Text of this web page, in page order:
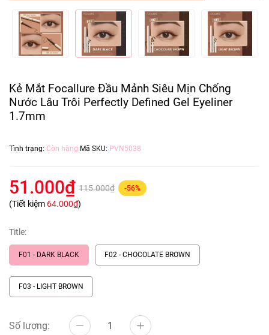
Kẻ Mắt Focallure Đầu Mảnh Siêu Mịn Chống
Nước Lâu Trôi Perfectly Defined Gel Eyeliner
1.7mm
Tình trạng: Còn hàng Mã SKU: PVN5038
51.000₫ 115.000₫ -56%
(Tiết kiệm 64.000₫)
Title:
F01 - DARK BLACK F02 - CHOCOLATE BROWN
F03 - LIGHT BROWN
Số lượng: